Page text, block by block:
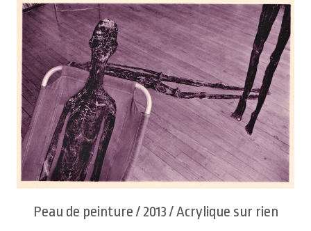
Peau de peinture / 2013 / Acrylique sur rien